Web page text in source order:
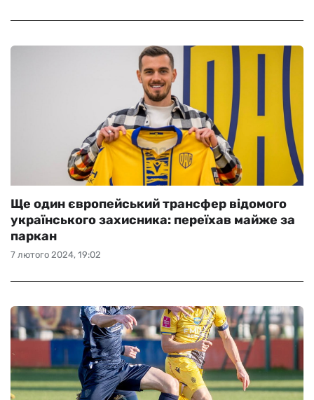
7 лютого 2024, 19:02
Ще один європейський трансфер відомого
українського захисника: переїхав майже за
паркан